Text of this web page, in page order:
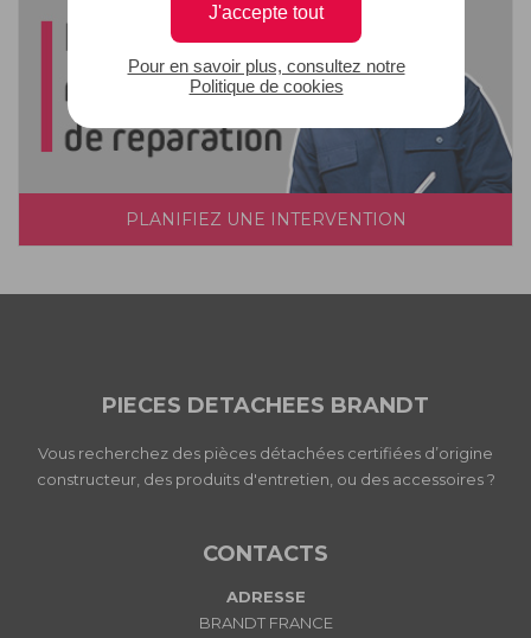
J'accepte tout
Pour en savoir plus, consultez notre
Politique de cookies
PLANIFIEZ UNE INTERVENTION
PIECES DETACHEES BRANDT
Vous recherchez des pièces détachées certifiées d’origine
constructeur, des produits d'entretien, ou des accessoires ?
CONTACTS
ADRESSE
BRANDT FRANCE